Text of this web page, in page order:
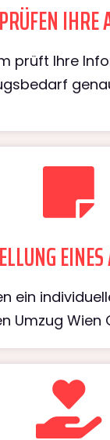
IHRE
prüft Ihre
ein
Umzug Wien